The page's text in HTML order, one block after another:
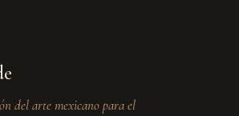
del arte mexicano para el